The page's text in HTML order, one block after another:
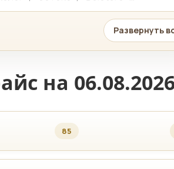
Развернуть
на
85